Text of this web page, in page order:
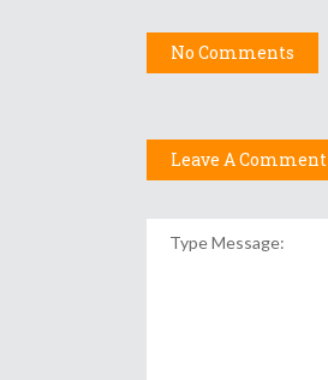
No Comments
Leave A Comment